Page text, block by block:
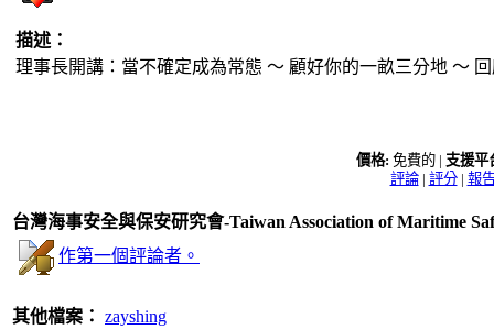
描述：
理事長開講：當不確定成為常態 ～ 顧好你的一畝三分地 ～
價格: 免費的 | 支援平
評論| 評分| 報
台灣海事安全與保安研究會-Taiwan Association of Maritime
作第一個評論者。
其他檔案： zayshing